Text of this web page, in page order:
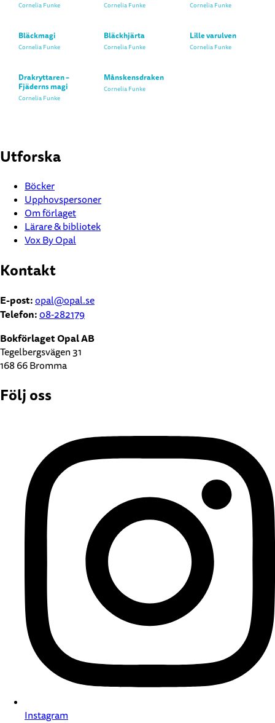
Cornelia Funke Cornelia Funke Cornelia Funke
Bläckmagi
Cornelia Funke
Bläckhjärta
Cornelia Funke
Lille varulven
Cornelia Funke
Drakryttaren –
Fjäderns magi
Cornelia Funke
Månskensdraken
Cornelia Funke
Utforska
Böcker
Upphovspersoner
Om förlaget
Lärare & bibliotek
Vox By Opal
Kontakt
E-post:opal@opal.se
Telefon:08-282179
Bokförlaget Opal AB
Tegelbergsvägen 31
168 66 Bromma
Följ oss
Instagram